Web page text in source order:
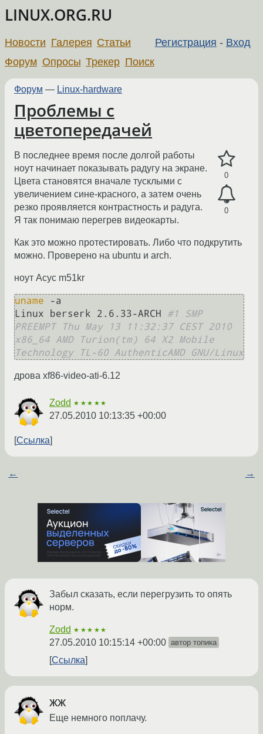
LINUX.ORG.RU
Регистрация - Вход
Новости Галерея Статьи
Форум Опросы Трекер Поиск
Форум — Linux-hardware
Проблемы с
цветопередачей
0
0
В последнее время после долгой работы
ноут начинает показывать радугу на экране.
Цвета становятся вначале тусклыми с
увеличением сине-красного, а затем очень
резко проявляется контрастность и радуга.
Я так понимаю перегрев видеокарты.
Как это можно протестировать. Либо что подкрутить
можно. Проверено на ubuntu и arch.
ноут Асус m51kr
uname -a
Linux berserk 2.6.33-ARCH #1 SMP
PREEMPT Thu May 13 11:32:37 CEST 2010
x86_64 AMD Turion(tm) 64 X2 Mobile
Technology TL-60 AuthenticAMD GNU/Linux
дрова xf86-video-ati-6.12
Zodd ★★★★★
27.05.2010 10:13:35 +00:00
Ссылка
← →
Забыл сказать, если перегрузить то опять
норм.
Zodd ★★★★★
27.05.2010 10:15:14 +00:00 автор топика
Ссылка
ЖЖ
Ещe нeмного поплaчу.